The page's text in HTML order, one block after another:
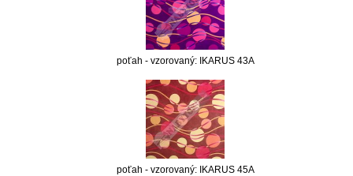
poťah - vzorovaný: IKARUS 43A
poťah - vzorovaný: IKARUS 45A